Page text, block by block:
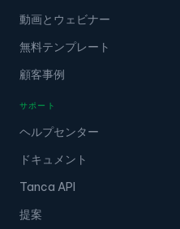
動画とウェビナー
無料テンプレート
顧客事例
サポート
ヘルプセンター
ドキュメント
Tanca API
提案